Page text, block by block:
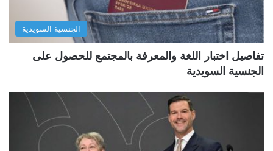
الجنسية السويدية
تفاصيل اختبار اللغة والمعرفة بالمجتمع للحصول على
الجنسية السويدية